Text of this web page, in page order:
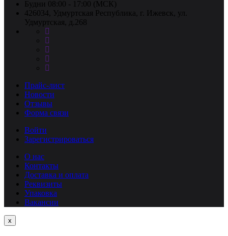
Будни 08:00 - 17:00 (МСК)
426034, Удмуртская Республика, г. Ижевск, ул.
Удмуртская, д.268
Прайс-лист
Новости
Отзывы
Форма связи
Войти
Зарегистрироваться
О нас
Контакты
Доставка и оплата
Реквизиты
Упаковка
Вакансии
x